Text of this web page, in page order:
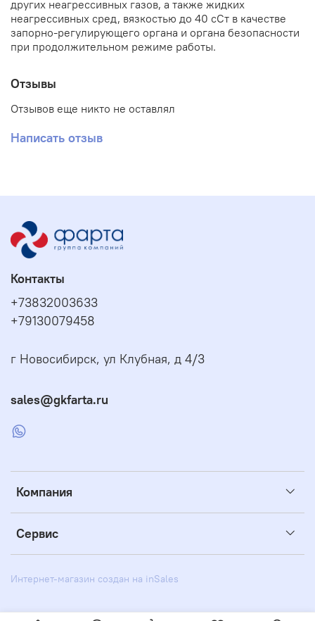
других неагрессивных газов, а также жидких
неагрессивных сред, вязкостью до 40 сСт в качестве
запорно-регулирующего органа и органа безопасности
при продолжительном режиме работы.
Отзывы
Отзывов еще никто не оставлял
Написать отзыв
Компания
Сервис
Контакты
+73832003633
+79130079458
г Новосибирск, ул Клубная, д 4/3
sales@gkfarta.ru
Интернет-магазин создан на inSales